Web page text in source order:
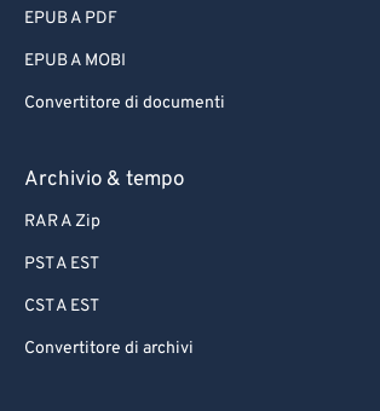
EPUB A PDF
EPUB A MOBI
Convertitore di documenti
Archivio & tempo
RAR A Zip
PST A EST
CST A EST
Convertitore di archivi